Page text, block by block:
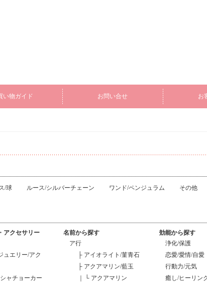
い物ガイド お問い合せ お
/球 ルース/シルバーチェーン ワンド/ペンジュラム その他
アクセサリー
ュエリー/アク
ャチョーカー
名前から探す
ア行
├ アイオライト/菫青石
├ アクアマリン/藍玉
└ アクアマリン
効能から探す
浄化/保護
恋愛/愛情/自愛
行動力/元気
癒し/ヒーリン